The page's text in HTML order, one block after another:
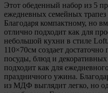
Этот обеденный набор из 5
ежедневных семейных
Благодаря компактному, но
отлично подходит как для
небольшой кухни в стиле
110×70см создает
посуды, блюд и
подходит как для
праздничного ужина.
из МДФ выглядит легко, но